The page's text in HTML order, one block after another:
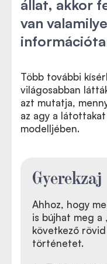
állat, akkor
van
Több további
világosabban
azt mutatja,
az agy a
modelljében.
Gyerekzaj
Ahhoz, hogy
is bújhat meg a
következő
történetet.